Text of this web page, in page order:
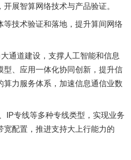
展智算网络技术与产品验证。
技术验证和落地，提升算间网络
通道建设，支撑人工智能和信息
、应用一体化协同创新，提升信
力服务体系，加速信息通信业数
专线等多种专线类型，实现业务
配置，推进支持大上行能力的